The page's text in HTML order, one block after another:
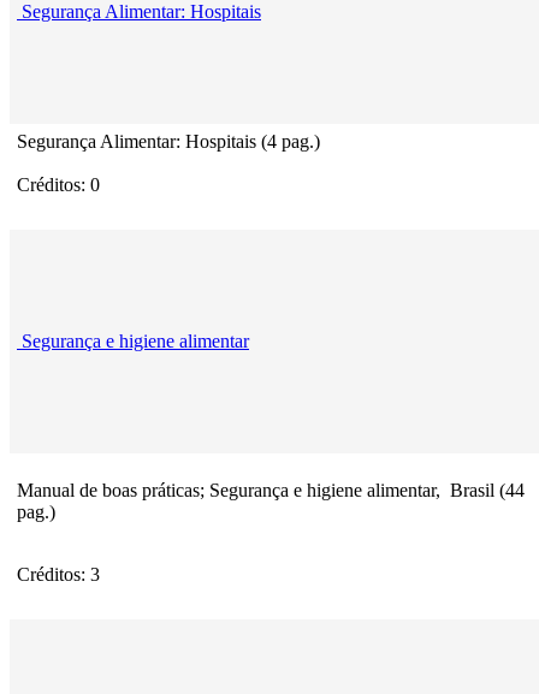
Segurança Alimentar: Hospitais
Segurança Alimentar: Hospitais (4 pag.)
Créditos: 0
Segurança e higiene alimentar
Manual de boas práticas; Segurança e higiene alimentar, Brasil (44
pag.)
Créditos: 3